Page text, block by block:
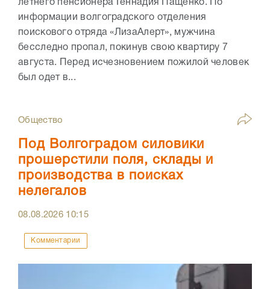
летнего пенсионера Геннадия Пащенко. По
информации волгоградского отделения
поискового отряда «ЛизаАлерт», мужчина
бесследно пропал, покинув свою квартиру 7
августа. Перед исчезновением пожилой человек
был одет в...
Общество
Под Волгоградом силовики
прошерстили поля, склады и
производства в поисках
нелегалов
08.08.2026 10:15
Комментарии